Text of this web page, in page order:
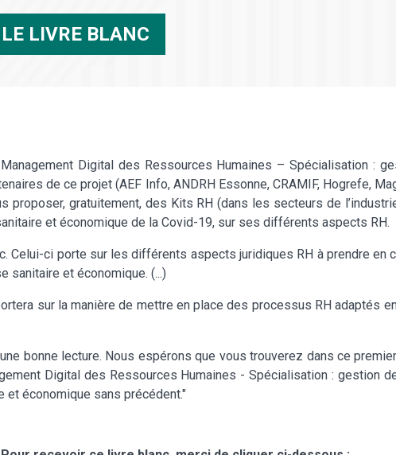
LE LIVRE BLANC
Digital des Ressources Humaines – Spécialisation :
de ce projet (AEF Info, ANDRH Essonne, CRAMIF, Hogrefe,
proposer, gratuitement, des Kits RH (dans les secteurs de
et économique de la Covid-19, sur ses différents aspects RH.
Celui-ci porte sur les différents aspects juridiques RH à prendre
sanitaire et économique. (...)
sur la manière de mettre en place des processus RH adaptés
bonne lecture. Nous espérons que vous trouverez dans ce
Digital des Ressources Humaines - Spécialisation : gestion
et économique sans précédent."